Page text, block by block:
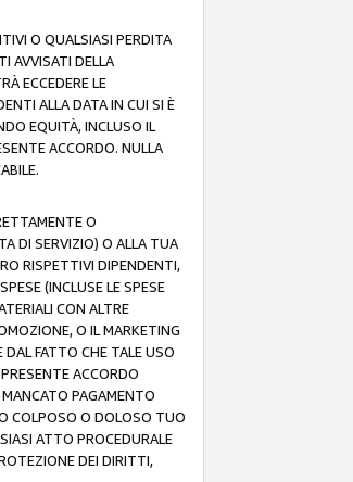
O QUALSIASI PERDITA
AVVISATI DELLA
ECCEDERE LE
ALLA DATA IN CUI SI È
EQUITÀ, INCLUSO IL
ACCORDO. NULLA
O
DI SERVIZIO) O ALLA TUA
RISPETTIVI DIPENDENTI,
(INCLUSE LE SPESE
CON ALTRE
O IL MARKETING
FATTO CHE TALE USO
ACCORDO
PAGAMENTO
COLPOSO O DOLOSO TUO
ATTO PROCEDURALE
DEI DIRITTI,